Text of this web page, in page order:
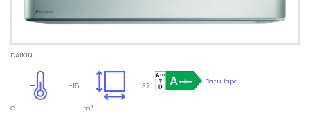
DAIKIN
Datu lapa
37
m²
-15
C